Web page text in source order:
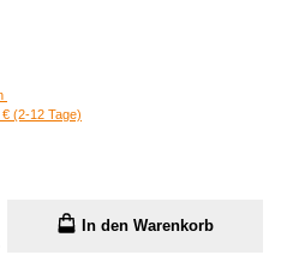
(2-12 Tage)
In den Warenkorb